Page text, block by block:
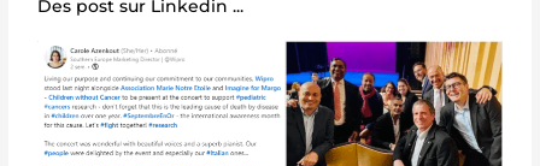
Des post sur Linkedin ...